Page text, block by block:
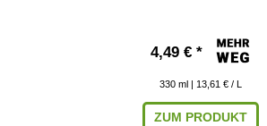
4,49 € *
330 ml | 13,61 € / L
ZUM PRODUKT